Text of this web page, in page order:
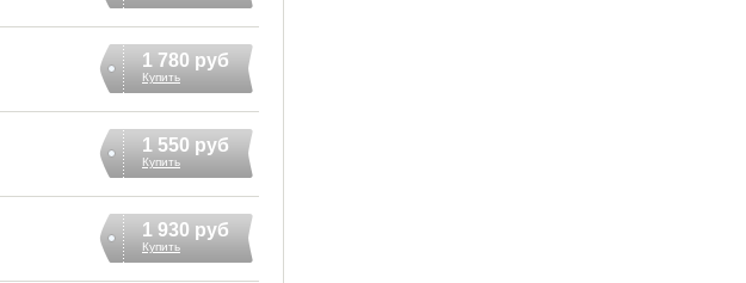
1 780 руб
Купить
1 550 руб
Купить
1 930 руб
Купить